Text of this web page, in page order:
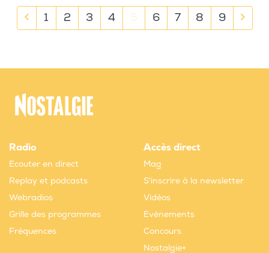
1 2 3 4 5 6 7 8 9
Radio
Ecouter en direct
Replay et podcasts
Webradios
Grille des programmes
Fréquences
Accès direct
Mag
S'inscrire à la newsletter
Vidéos
Evènements
Concours
Nostalgie+